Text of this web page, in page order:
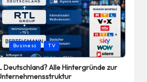
Business TV
Deutschland? Alle Hintergründe zur